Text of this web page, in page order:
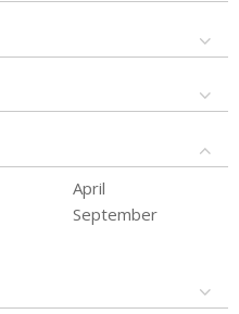
April
September